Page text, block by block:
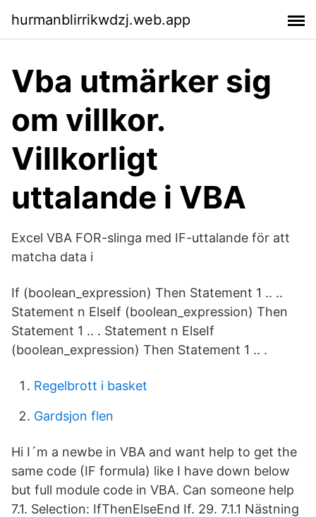
hurmanblirrikwdzj.web.app
Vba utmärker sig
om villkor.
Villkorligt
uttalande i VBA
Excel VBA FOR-slinga med IF-uttalande för att
matcha data i
If (boolean_expression) Then Statement 1 .. ..
Statement n ElseIf (boolean_expression) Then
Statement 1 .. . Statement n ElseIf
(boolean_expression) Then Statement 1 .. .
Regelbrott i basket
Gardsjon flen
Hi I´m a newbe in VBA and want help to get the
same code (IF formula) like I have down below
but full module code in VBA. Can someone help
7.1. Selection: IfThenElseEnd If. 29. 7.1.1 Nästning